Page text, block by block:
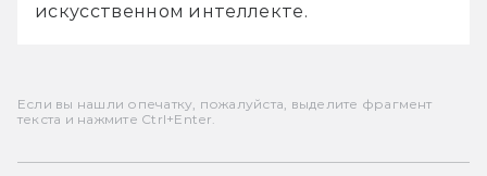
искусственном интеллекте.
Если вы нашли опечатку, пожалуйста, выделите фрагмент
текста и нажмите Ctrl+Enter.